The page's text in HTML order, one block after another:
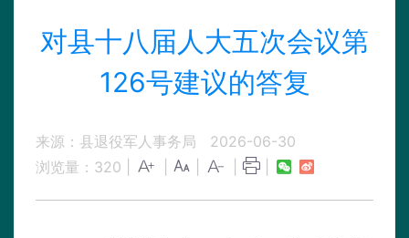
对县十八届人大五次会议第
126号建议的答复
来源：县退役军人事务局
2026-06-30
浏览量： 320